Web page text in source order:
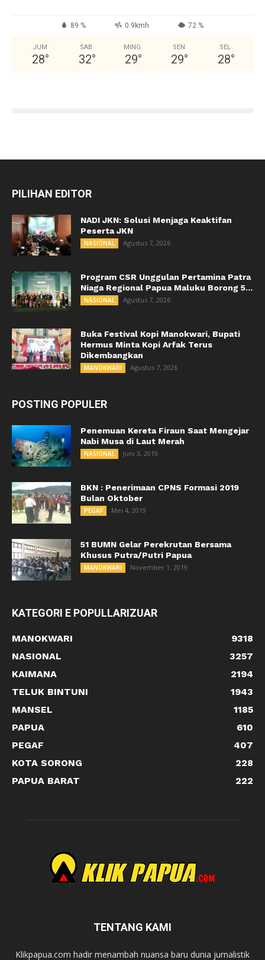
89 % 0.9kmh 72 %
JUM
28°
SAB
32°
MING
29°
SEN
29°
SEL
28°
PILIHAN EDITOR
NADI JKN: Solusi Menjaga Keaktifan
Peserta JKN
NASIONAL Agustus 7, 2026
Program CSR Unggulan Pertamina Patra
Niaga Regional Papua Maluku Borong 5...
NASIONAL Agustus 7, 2026
Buka Festival Kopi Manokwari, Bupati
Hermus Minta Kopi Arfak Terus
Dikembangkan
MANOKWARI Agustus 7, 2026
POSTING POPULER
Penemuan Kereta Firaun Saat Mengejar
Nabi Musa di Laut Merah
NASIONAL Juni 3, 2019
BKN : Penerimaan CPNS Formasi 2019
Bulan Oktober
PEGAF Mei 4, 2019
51 BUMN Gelar Perekrutan Bersama
Khusus Putra/Putri Papua
MANOKWARI November 1, 2019
KATEGORI E POPULLARIZUAR
MANOKWARI
9318
NASIONAL
3257
KAIMANA
2194
TELUK BINTUNI
1943
MANSEL
1185
PAPUA
610
PEGAF
407
KOTA SORONG
228
PAPUA BARAT
222
TENTANG KAMI
Klikpapua.com hadir menambah nuansa baru dunia jurnalistik